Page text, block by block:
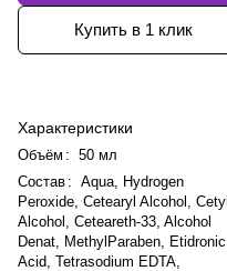
Купить в 1 клик
Характеристики
Объём : 50 мл
Состав : Aqua, Hydrogen
Peroxide, Cetearyl Alcohol, Cetyl
Alcohol, Ceteareth-33, Alcohol
Denat, MethylParaben, Etidronic
Acid, Tetrasodium EDTA,